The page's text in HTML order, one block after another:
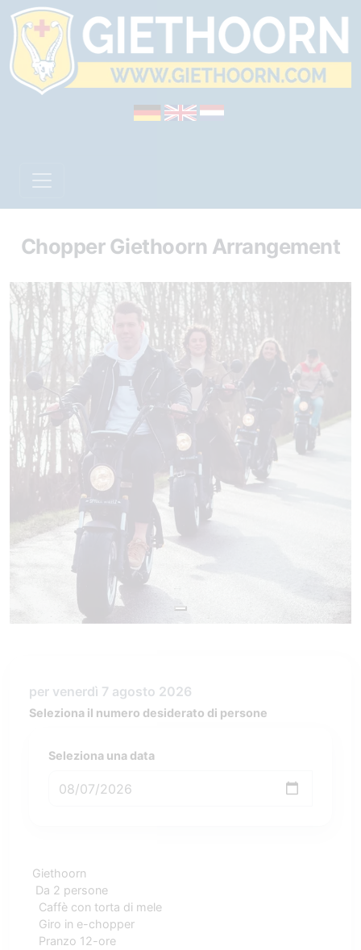
Chopper Giethoorn Arrangement
per venerdì 7 agosto 2026
Seleziona il numero desiderato di persone
Seleziona una data
Giethoorn
Da 2 persone
Caffè con torta di mele
Giro in e-chopper
Pranzo 12-ore